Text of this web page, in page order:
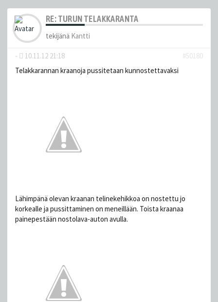
RE: TURUN TELAKKARANTA
tekijänä Kantti
- 10.11.12 21:18
#50180
Telakkarannan kraanoja pussitetaan kunnostettavaksi
Lähimpänä olevan kraanan telinekehikkoa on nostettu jo
korkealle ja pussittaminen on meneillään. Toista kraanaa
painepestään nostolava-auton avulla.